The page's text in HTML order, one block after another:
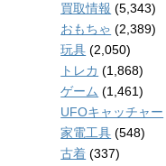
買取情報 (5,343)
おもちゃ (2,389)
玩具 (2,050)
トレカ (1,868)
ゲーム (1,461)
UFOキャッチャー
家電工具 (548)
古着 (337)